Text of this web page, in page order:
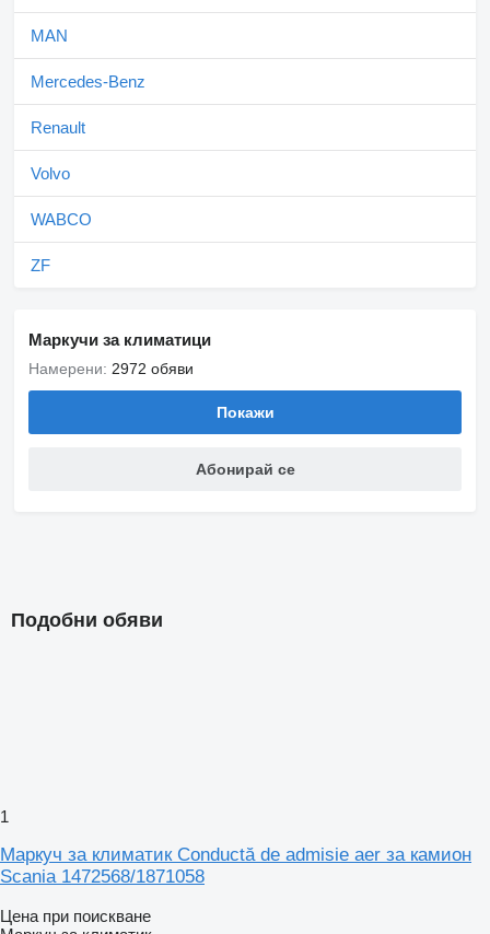
MAN
Mercedes-Benz
Renault
Volvo
WABCO
ZF
Маркучи за климатици
Намерени: 2972 обяви
Покажи
Абонирай се
Подобни обяви
1
Маркуч за климатик Conductă de admisie aer за камион
Scania 1472568/1871058
Цена при поискване